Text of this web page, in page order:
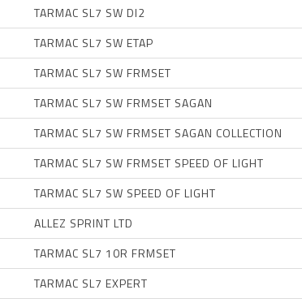
TARMAC SL7 SW DI2
TARMAC SL7 SW ETAP
TARMAC SL7 SW FRMSET
TARMAC SL7 SW FRMSET SAGAN
TARMAC SL7 SW FRMSET SAGAN COLLECTION
TARMAC SL7 SW FRMSET SPEED OF LIGHT
TARMAC SL7 SW SPEED OF LIGHT
ALLEZ SPRINT LTD
TARMAC SL7 10R FRMSET
TARMAC SL7 EXPERT